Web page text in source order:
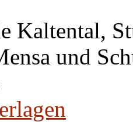
Kaltental,
und